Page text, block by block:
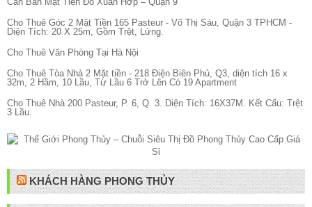
Cho Thuê Góc 2 Mặt Tiền 165 Pasteur - Võ Thị Sáu, Quận 3 TPHCM -
Diện Tích: 20 X 25m, Gồm Trệt, Lửng.
Cho Thuê Văn Phòng Tại Hà Nội
Cho Thuê Tòa Nhà 2 Mặt tiền - 218 Điện Biên Phủ, Q3, diện tích 16 x
32m, 2 Hầm, 10 Lầu, Từ Lầu 6 Trở Lên Có 19 Apartment
Cho Thuê Nhà 200 Pasteur, P. 6, Q. 3. Diện Tích: 16X37M. Kết Cấu: Trệt
3 Lầu.
KHÁCH HÀNG PHONG THỦY